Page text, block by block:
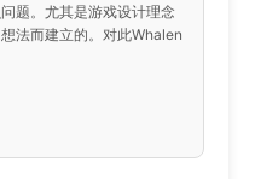
题。尤其是游戏设计理念
法而建立的。对此Whalen